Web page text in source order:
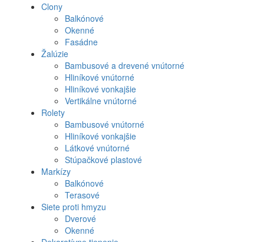
Produkt
menu
Clony
Balkónové
Okenné
Fasádne
Žalúzie
Bambusové a drevené vnútorné
Hliníkové vnútorné
Hliníkové vonkajšie
Vertikálne vnútorné
Rolety
Bambusové vnútorné
Hliníkové vonkajšie
Látkové vnútorné
Stúpačkové plastové
Markízy
Balkónové
Terasové
Siete proti hmyzu
Dverové
Okenné